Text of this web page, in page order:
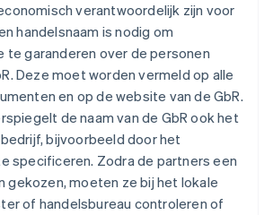
verantwoordelijk zijn voor
handelsnaam is nodig om
te garanderen over de personen
Deze moet worden vermeld op alle
en op de website van de GbR.
de naam van de GbR ook het
bijvoorbeeld door het
specificeren. Zodra de partners een
gekozen, moeten ze bij het lokale
of handelsbureau controleren of